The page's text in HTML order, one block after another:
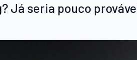
Já seria pouco